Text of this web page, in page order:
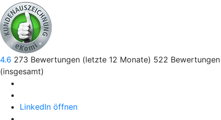
4.6 273 Bewertungen (letzte 12 Monate) 522 Bewertungen
(insgesamt)
LinkedIn öffnen